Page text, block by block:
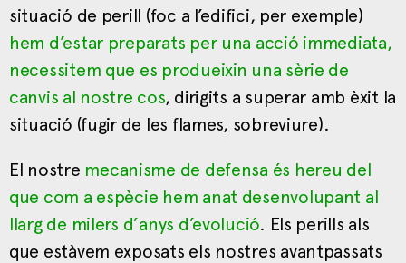
situació de perill (foc a l’edifici, per exemple)
hem d’estar preparats per una acció immediata,
necessitem que es produeixin una sèrie de
canvis al nostre cos, dirigits a superar amb èxit la
situació (fugir de les flames, sobreviure).
El nostre mecanisme de defensa és hereu del
que com a espècie hem anat desenvolupant al
llarg de milers d’anys d’evolució. Els perills als
que estàvem exposats els nostres avantpassats